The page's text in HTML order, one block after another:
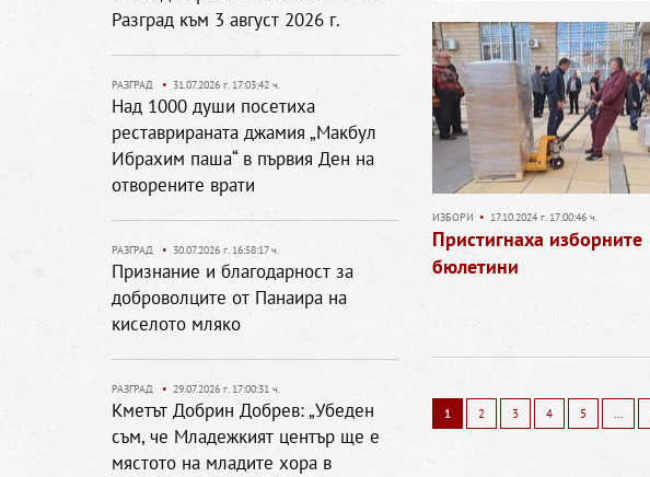
ИЗБОРИ • 17.10.2024 г. 17:00:46 ч.
Пристигнаха изборните
бюлетини
1 2 3 4 5
Разград към 3 август 2026 г.
РАЗГРАД • 31.07.2026 г. 17:03:42 ч.
Над 1000 души посетиха
реставрираната джамия „Макбул
Ибрахим паша“ в първия Ден на
отворените врати
РАЗГРАД • 30.07.2026 г. 16:58:17 ч.
Признание и благодарност за
доброволците от Панаира на
киселото мляко
РАЗГРАД • 29.07.2026 г. 17:00:31 ч.
Кметът Добрин Добрев: „Убеден
съм, че Младежкият център ще е
мястото на младите хора в